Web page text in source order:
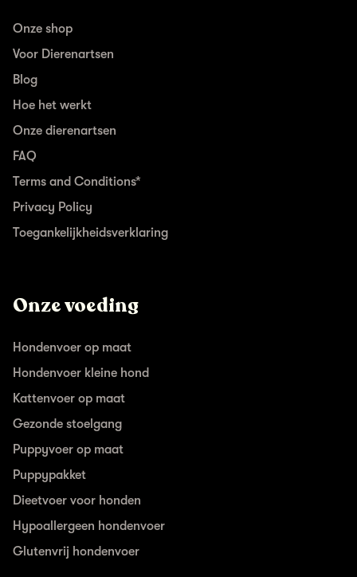
Onze shop
Voor Dierenartsen
Blog
Hoe het werkt
Onze dierenartsen
FAQ
Terms and Conditions*
Privacy Policy
Toegankelijkheidsverklaring
Onze voeding
Hondenvoer op maat
Hondenvoer kleine hond
Kattenvoer op maat
Gezonde stoelgang
Puppyvoer op maat
Puppypakket
Dieetvoer voor honden
Hypoallergeen hondenvoer
Glutenvrij hondenvoer